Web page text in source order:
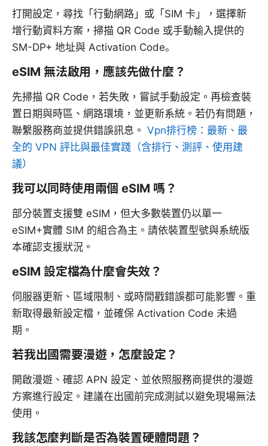
打開設定，尋找「行動網路」或「SIM 卡」，選擇新
增行動資料方案，掃描 QR Code 或手動輸入提供的
SM-DP+ 地址與 Activation Code。
eSIM 無法啟用，應該先做什麼？
先掃描 QR Code，若失敗，嘗試手動設定。再檢查裝
置日期與時區、網路環境，並更新系統。若仍有問題，
聯繫服務商並提供錯誤訊息。 Vpn排行榜：最新、最
全的 VPN 評比與最佳實踐（含排行、測評、使用建
議）
我可以同時使用兩個 eSIM 嗎？
部分裝置支援雙 eSIM，但大多數裝置仍以單一
eSIM+實體 SIM 的組合為主。請依裝置型號與系統版
本確認支援狀況。
eSIM 設定檔為什麼會失效？
伺服器更新、區域限制、或時間戳錯誤都可能影響。重
新取得最新設定檔，並確保 Activation Code 未過
期。
若我出國需要漫遊，怎麼設定？
開啟漫遊、確認 APN 設定、並依照服務商提供的漫遊
方案進行設定。建議在出國前完成測試以避免現場無法
使用。
我該怎麼判斷是否為裝置硬體問題？